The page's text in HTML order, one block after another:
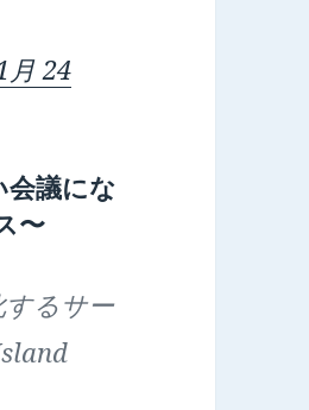
月 24
会議にな
〜
るサー